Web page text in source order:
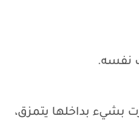
نفسه.
بشيء بداخلها يتمزق،